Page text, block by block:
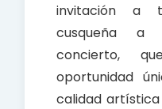
invitación a
cusqueña a
concierto,
oportunidad
calidad